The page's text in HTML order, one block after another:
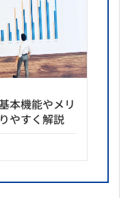
本機能やメリ
やすく解説